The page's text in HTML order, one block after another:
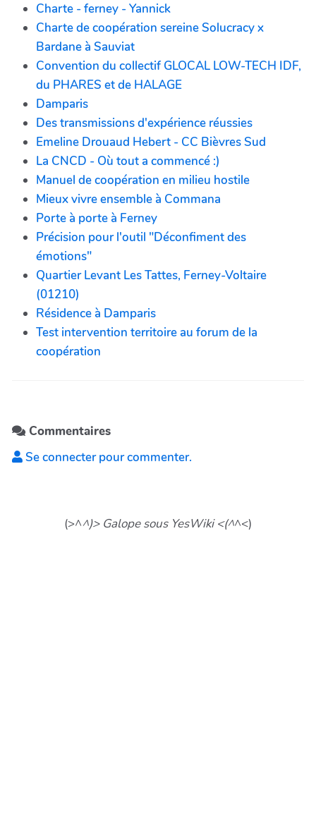
Charte - ferney - Yannick
Charte de coopération sereine Solucracy x
Bardane à Sauviat
Convention du collectif GLOCAL LOW-TECH IDF,
du PHARES et de HALAGE
Damparis
Des transmissions d'expérience réussies
Emeline Drouaud Hebert - CC Bièvres Sud
La CNCD - Où tout a commencé :)
Manuel de coopération en milieu hostile
Mieux vivre ensemble à Commana
Porte à porte à Ferney
Précision pour l'outil "Déconfiment des
émotions"
Quartier Levant Les Tattes, Ferney-Voltaire
(01210)
Résidence à Damparis
Test intervention territoire au forum de la
coopération
Commentaires
Se connecter pour commenter.
(>^^)> Galope sous YesWiki <(^^<)